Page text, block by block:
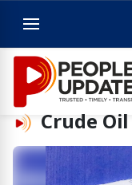
Crude Oil